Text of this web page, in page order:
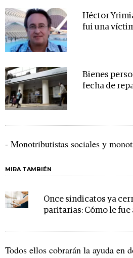
Héctor
fui una
Bienes
fecha de
- Monotributistas sociales y
MIRA TAMBIÉN
Once sindicatos ya
paritarias: Cómo le fue
Todos ellos cobrarán la ayuda en